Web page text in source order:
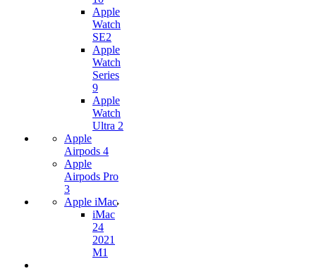
Apple
Watch
SE2
Apple
Watch
Series
9
Apple
Watch
Ultra 2
Apple
Airpods 4
Apple
Airpods Pro
3
Apple iMac
iMac
24
2021
M1